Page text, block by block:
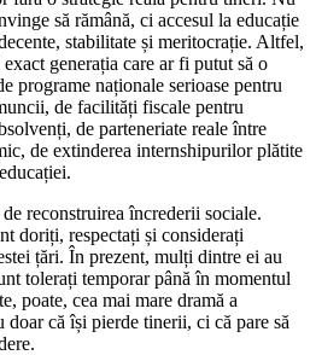
să rămână, ci accesul la educație
stabilitate și meritocrație. Altfel,
generația care ar fi putut să o
programe naționale serioase pentru
de facilități fiscale pentru
de parteneriate reale între
de extinderea internshipurilor plătite
reconstruirea încrederii sociale.
doriți, respectați și considerați
țări. În prezent, mulți dintre ei au
tolerați temporar până în momentul
poate, cea mai mare dramă a
că își pierde tinerii, ci că pare să